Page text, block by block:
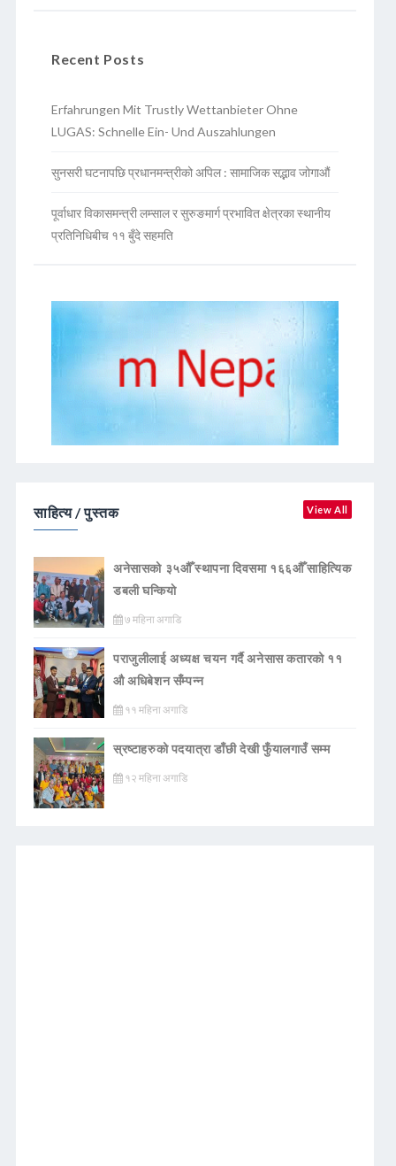
Recent Posts
Erfahrungen Mit Trustly Wettanbieter Ohne
LUGAS: Schnelle Ein- Und Auszahlungen
सुनसरी घटनापछि प्रधानमन्त्रीको अपिल : सामाजिक सद्भाव जोगाऔं
पूर्वाधार विकासमन्त्री लम्साल र सुरुङमार्ग प्रभावित क्षेत्रका स्थानीय
प्रतिनिधिबीच ११ बुँदे सहमति
साहित्य / पुस्तक View All
अनेसासको ३५औँ स्थापना दिवसमा १६६औँ साहित्यिक
डबली घन्कियाे
७ महिना अगाडि
पराजुलीलाई अध्यक्ष चयन गर्दै अनेसास कतारको ११
औ अधिबेशन सँम्पन्न
११ महिना अगाडि
स्रष्टाहरुको पदयात्रा डाँछी देखी फुँयालगाउँ सम्म
१२ महिना अगाडि